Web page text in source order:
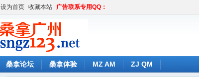
设为首页 收藏本站 广告联系专用QQ：
桑拿论坛 桑拿体验 MZ AM ZJ QM